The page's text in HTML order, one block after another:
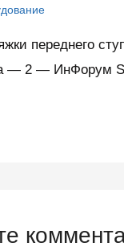
переднего
— 2 — ИнФорум